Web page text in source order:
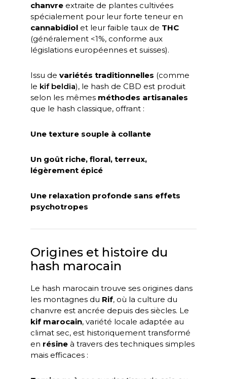
chanvre extraite de plantes cultivées
spécialement pour leur forte teneur en
cannabidiol et leur faible taux de THC
(généralement <1%, conforme aux
législations européennes et suisses).
Issu de variétés traditionnelles (comme
le kif beldia), le hash de CBD est produit
selon les mêmes méthodes artisanales
que le hash classique, offrant :
Une texture souple à collante
Un goût riche, floral, terreux,
légèrement épicé
Une relaxation profonde sans effets
psychotropes
Origines et histoire du
hash marocain
Le hash marocain trouve ses origines dans
les montagnes du Rif, où la culture du
chanvre est ancrée depuis des siècles. Le
kif marocain, variété locale adaptée au
climat sec, est historiquement transformé
en résine à travers des techniques simples
mais efficaces :